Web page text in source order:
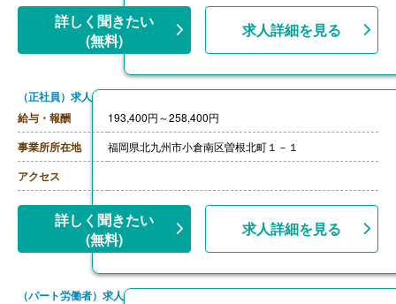
詳しく聞きたい
(無料)
求人詳細を見る
（正社員）求人
給与・報酬
193,400円～258,400円
事業所所在地 福岡県北九州市小倉南区曽根北町１－１
アクセス
詳しく聞きたい
(無料)
求人詳細を見る
（パート労働者）求人